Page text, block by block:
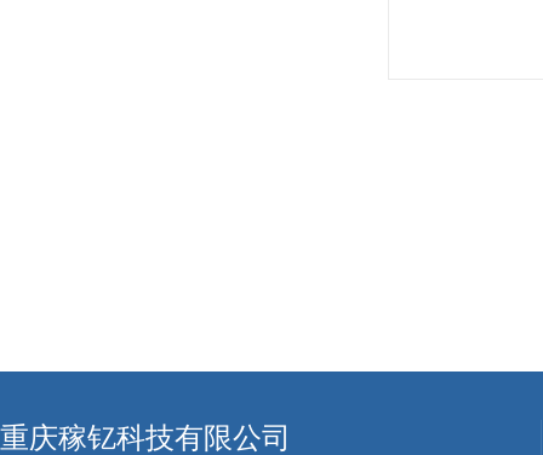
重庆稼钇科技有限公司